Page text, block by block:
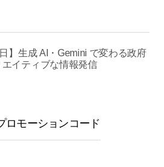
】生成 AI・Gemini で変わる政府
イティブな情報発信
ロモーションコード